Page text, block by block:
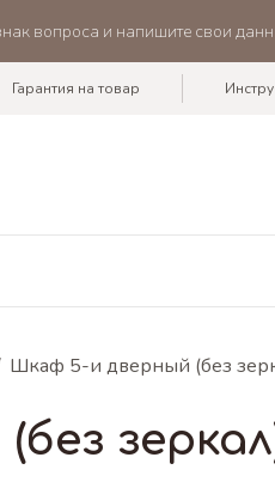
вопроса и напишите свои
Гарантия на товар
Шкаф 5-и дверный (без